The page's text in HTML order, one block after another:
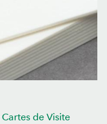
Cartes de Visite